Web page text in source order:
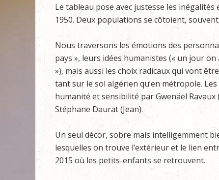
Le tableau pose avec justesse les
1950. Deux populations se côtoient,
Nous traversons les émotions des
pays », leurs idées humanistes (« un jour
»), mais aussi les choix radicaux qui vont
tant sur le sol algérien qu’en métropole.
humanité et sensibilité par Gwenäel
Stéphane Daurat (Jean).
Un seul décor, sobre mais intelligemment
lesquelles on trouve l’extérieur et le lien
2015 où les petits-enfants se retrouvent.